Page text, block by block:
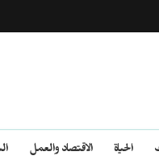
الحياة الاقتصاد والعمل